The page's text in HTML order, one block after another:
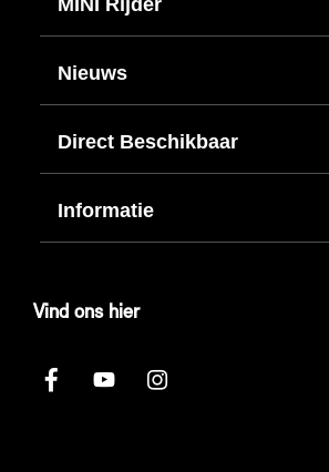
Nieuws
Direct Beschikbaar
Informatie
Vind ons hier